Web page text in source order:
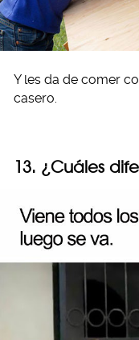
Y les da de comer
casero.
13. ¿Cuáles